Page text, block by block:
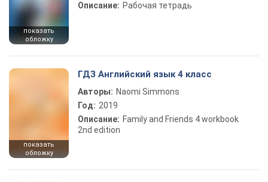
показать
обложку
Описание: Рабочая тетрадь
показать
обложку
ГДЗ Английский язык 4 класс
Авторы: Naomi Simmons
Год: 2019
Описание: Family and Friends 4 workbook
2nd edition